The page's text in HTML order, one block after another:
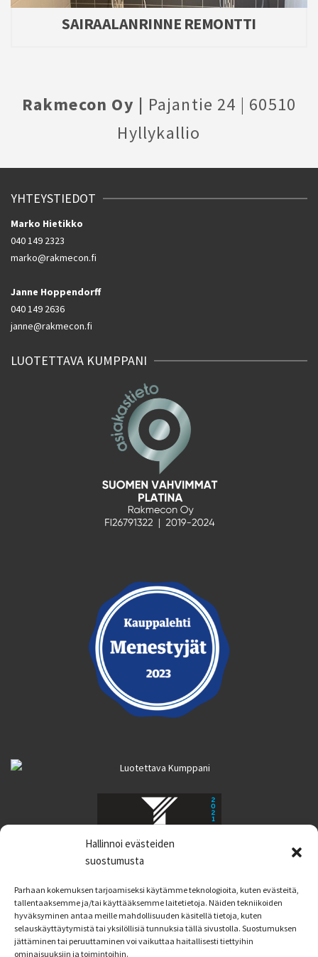
Hallinnoi evästeiden
suostumusta
Parhaan kokemuksen tarjoamiseksi käytämme teknologioita, kuten evästeitä,
tallentaaksemme ja/tai käyttääksemme laitetietoja. Näiden tekniikoiden
hyväksyminen antaa meille mahdollisuuden käsitellä tietoja, kuten
selauskäyttäytymistä tai yksilöllisiä tunnuksia tällä sivustolla. Suostumuksen
jättäminen tai peruuttaminen voi vaikuttaa haitallisesti tiettyihin
ominaisuuksiin ja toimintoihin.
SAIRAALANRINNE REMONTTI
Rakmecon Oy | Pajantie 24 | 60510
Hyllykallio
YHTEYSTIEDOT
Marko Hietikko
040 149 2323
marko@rakmecon.fi
Janne Hoppendorff
040 149 2636
janne@rakmecon.fi
LUOTETTAVA KUMPPANI